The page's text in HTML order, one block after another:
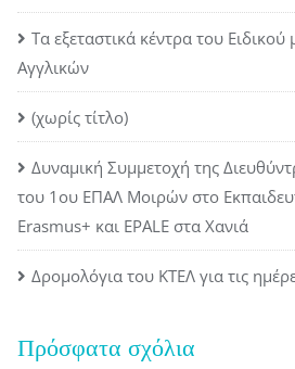
Τα εξεταστικά κέντρα του
Αγγλικών
(χωρίς τίτλο)
Δυναμική Συμμετοχή της
του 1ου ΕΠΑΛ Μοιρών στο
Erasmus+ και EPALE στα Χανιά
Δρομολόγια του ΚΤΕΛ για τις
Πρόσφατα σχόλια